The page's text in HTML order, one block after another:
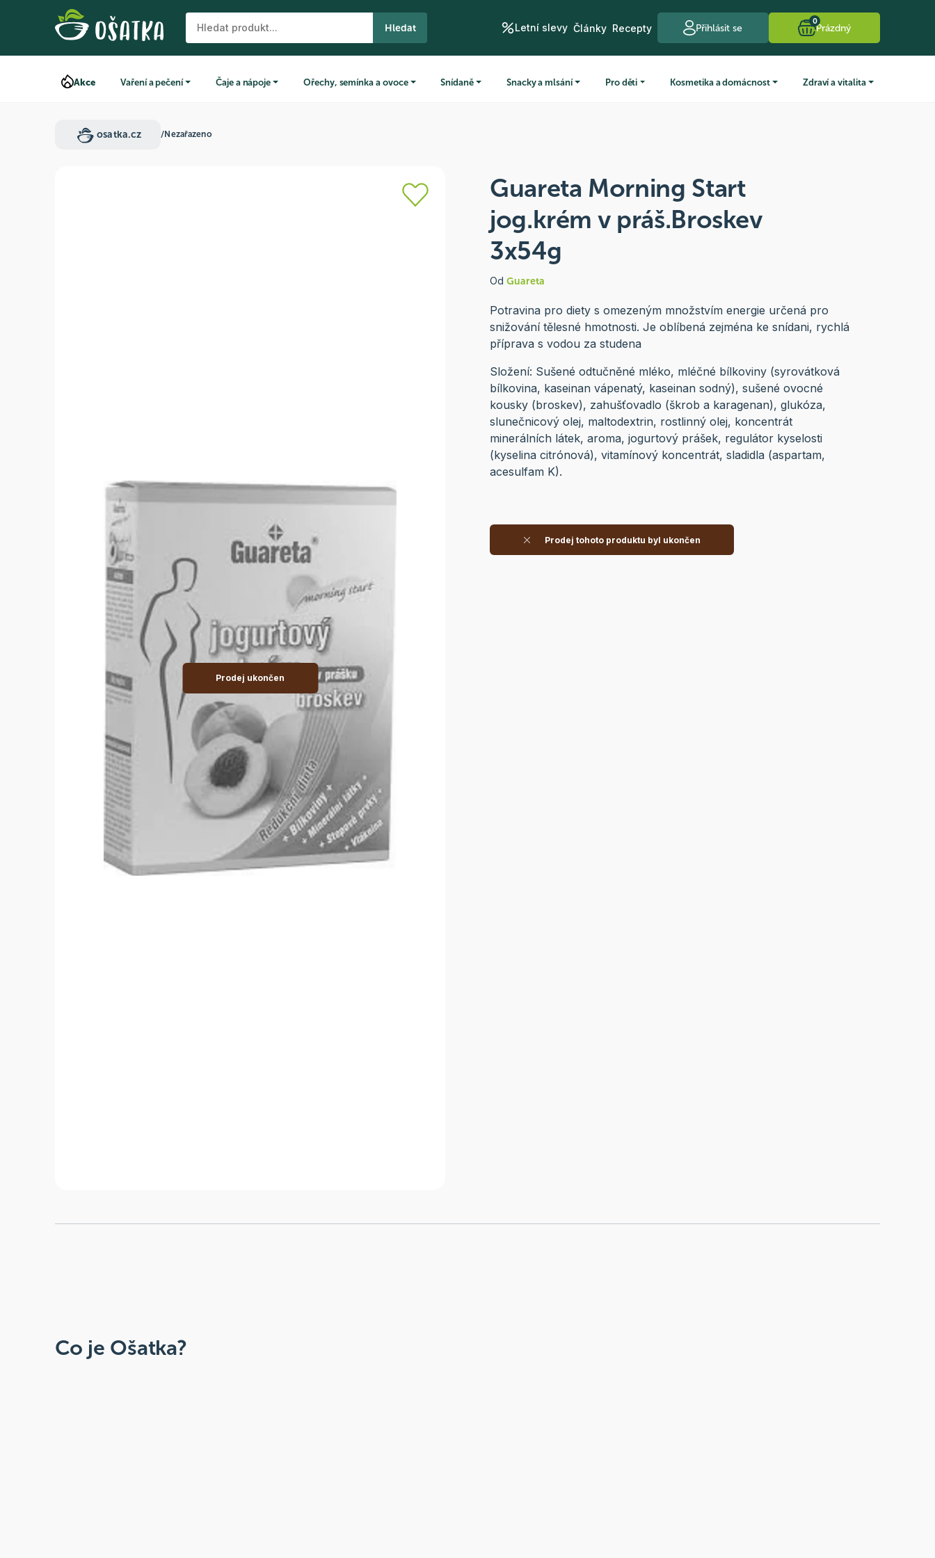
Hledat Letní slevy Články Recepty Přihlásit se
0
Prázdný
Akce Vaření a pečení Čaje a nápoje Ořechy, semínka a ovoce Snídaně Snacky a mlsání Pro děti Kosmetika a domácnost Zdraví a vitalita
osatka.cz /Nezařazeno
Prodej ukončen
Guareta Morning Start
jog.krém v práš.Broskev
3x54g
Od Guareta
Potravina pro diety s omezeným množstvím energie určená pro
snižování tělesné hmotnosti. Je oblíbená zejména ke snídani, rychlá
příprava s vodou za studena
Složení: Sušené odtučněné mléko, mléčné bílkoviny (syrovátková
bílkovina, kaseinan vápenatý, kaseinan sodný), sušené ovocné
kousky (broskev), zahušťovadlo (škrob a karagenan), glukóza,
slunečnicový olej, maltodextrin, rostlinný olej, koncentrát
minerálních látek, aroma, jogurtový prášek, regulátor kyselosti
(kyselina citrónová), vitamínový koncentrát, sladidla (aspartam,
acesulfam K).
Prodej tohoto produktu byl ukončen
Co je Ošatka?